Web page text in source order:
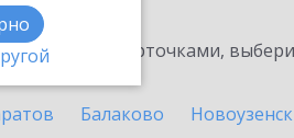
карточками,
Балаково Новоузенск